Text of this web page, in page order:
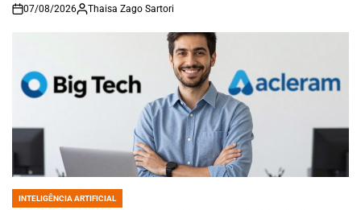
on
07/08/2026 Thaisa Zago Sartori
POSTED
INTELIGÊNCIA ARTIFICIAL